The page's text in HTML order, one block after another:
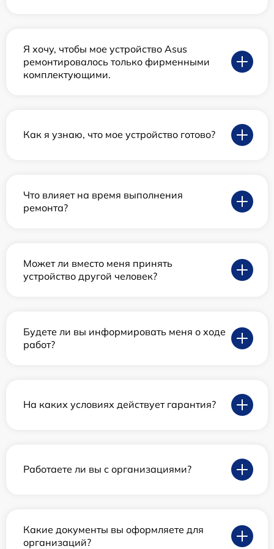
Я хочу, чтобы мое устройство Asus
ремонтировалось только фирменными
комплектующими.
Как я узнаю, что мое устройство готово?
Что влияет на время выполнения
ремонта?
Может ли вместо меня принять
устройство другой человек?
Будете ли вы информировать меня о ходе
работ?
На каких условиях действует гарантия?
Работаете ли вы с организациями?
Какие документы вы оформляете для
организаций?